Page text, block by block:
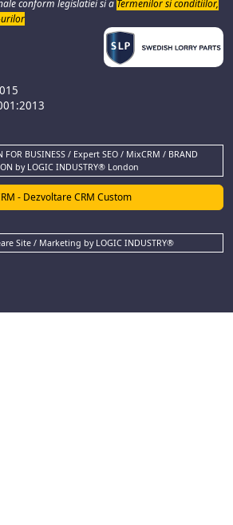
conform legislatiei si a Termenilor si conditiilor,
urilor
FOR BUSINESS / Expert SEO / MixCRM / BRAND
by LOGIC INDUSTRY® London
- Dezvoltare CRM Custom
Site / Marketing by LOGIC INDUSTRY®